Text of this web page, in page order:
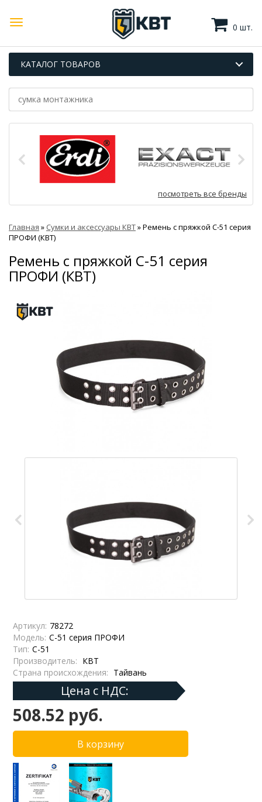
0 шт.
КАТАЛОГ ТОВАРОВ
посмотреть все бренды
Главная » Сумки и аксессуары КВТ»Ремень с пряжкой С-51 серия
ПРОФИ (КВТ)
Ремень с пряжкой С-51 серия
ПРОФИ (КВТ)
Артикул: 78272
Модель: С-51 серия ПРОФИ
Тип: С-51
Производитель: КВТ
Страна происхождения: Тайвань
Цена с НДС:
508.52 руб.